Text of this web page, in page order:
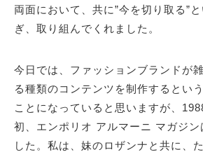
両面において、共に”今を切り取る”
ぎ、取り組んでくれました。
今日では、ファッションブランドが
る種類のコンテンツを制作するとい
ことになっていると思いますが、
初、エンポリオ アルマーニ マガジ
した。私は、妹のロザンナと共に、